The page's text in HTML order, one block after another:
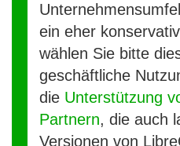
ein eher
wählen Sie bitte
geschäftliche
die Unterstützung
Partnern, die auch
Versionen von